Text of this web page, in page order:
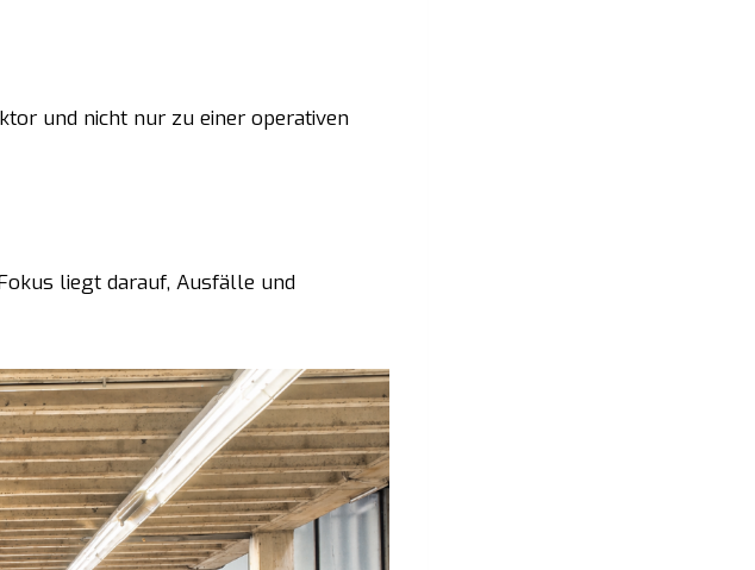
und nicht nur zu einer operativen
liegt darauf, Ausfälle und